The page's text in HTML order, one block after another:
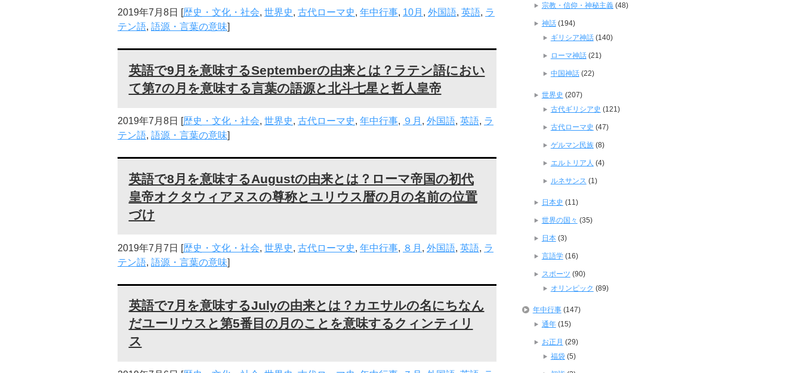
2019年7月8日 [歴史・文化・社会, 世界史, 古代ローマ史, 年中行事, 10月 , 外国語, 英語, ラ
テン語, 語源・言葉の意味]
英語で9月を意味するSeptemberの由来とは？ラテン語におい
て第7の月を意味する言葉の語源と北斗七星と哲人皇帝
2019年7月8日 [歴史・文化・社会, 世界史, 古代ローマ史, 年中行事, ９月 , 外国語, 英語, ラ
テン語, 語源・言葉の意味]
英語で8月を意味するAugustの由来とは？ローマ帝国の初代
皇帝オクタウィアヌスの尊称とユリウス暦の月の名前の位置
づけ
2019年7月7日 [歴史・文化・社会, 世界史, 古代ローマ史, 年中行事, ８月 , 外国語, 英語, ラ
テン語, 語源・言葉の意味]
英語で7月を意味するJulyの由来とは？カエサルの名にちなん
だユーリウスと第5番目の月のことを意味するクィンティリ
ス
宗教・信仰・神秘主義(48)
神話(194)
ギリシア神話(140)
ローマ神話(21)
中国神話(22)
世界史 (207)
古代ギリシア史 (121)
古代ローマ史 (47)
ゲルマン民族(8)
エルトリア人 (4)
ルネサンス (1)
日本史 (11)
世界の国々 (35)
日本(3)
言語学(16)
スポーツ (90)
オリンピック (89)
年中行事(147)
通年(15)
お正月 (29)
福袋(5)